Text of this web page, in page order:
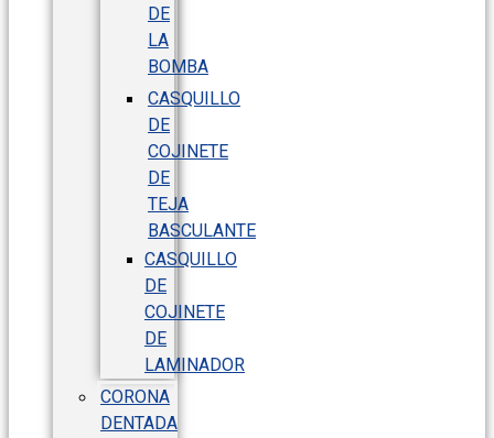
DE
LA
BOMBA
CASQUILLO
DE
COJINETE
DE
TEJA
BASCULANTE
CASQUILLO
DE
COJINETE
DE
LAMINADOR
CORONA
DENTADA